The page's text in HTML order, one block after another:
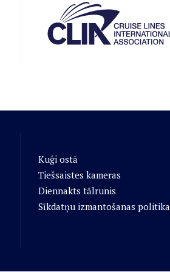
Kuģi ostā
Tiešsaistes kameras
Diennakts tālrunis
Sīkdatņu izmantošanas politika